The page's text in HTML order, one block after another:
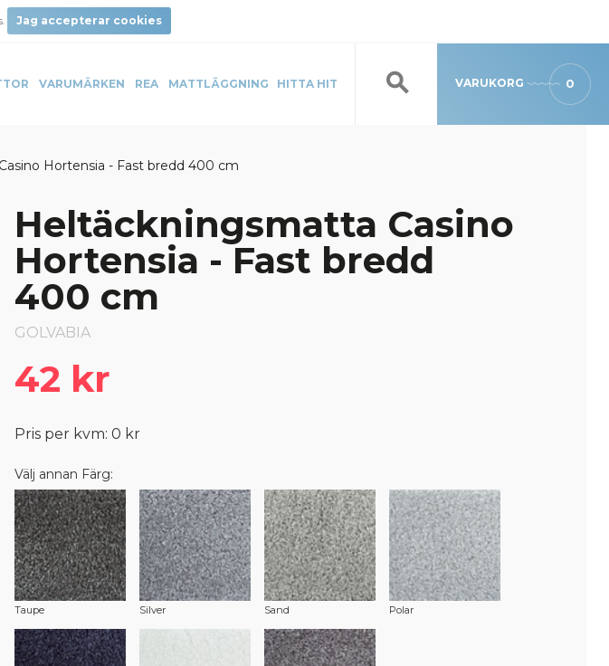
Jag accepterar cookies
0
VARUKORG
VARUMÄRKEN REA MATTLÄGGNING HITTA HIT
Hortensia - Fast bredd 400 cm
Heltäckningsmatta Casino
Hortensia - Fast bredd
400 cm
GOLVABIA
42 kr
Pris per kvm: 0 kr
Välj annan Färg:
Taupe Silver Sand Polar